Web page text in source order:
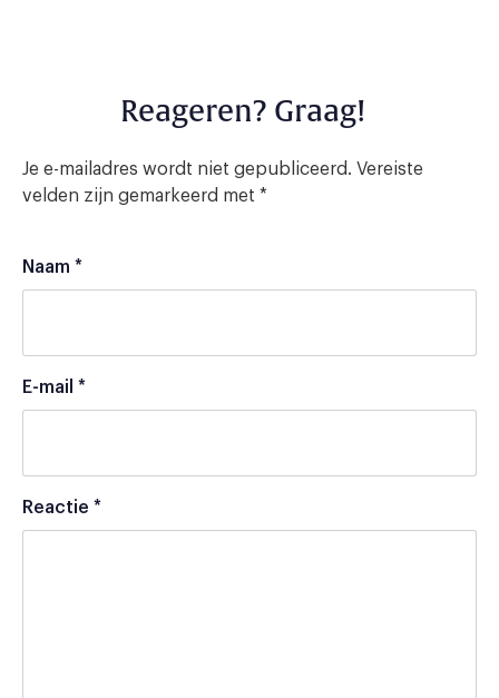
Reageren? Graag!
Je e-mailadres wordt niet gepubliceerd. Vereiste
velden zijn gemarkeerd met *
Naam *
E-mail *
Reactie *